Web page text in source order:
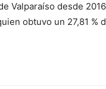
Valparaíso desde
obtuvo un 27,81 %